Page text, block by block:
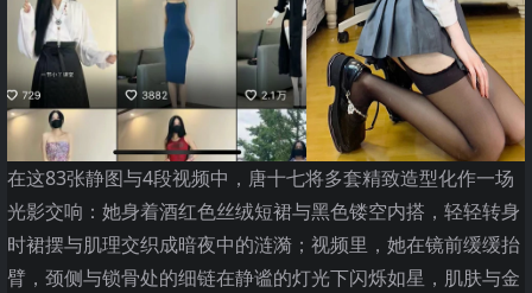
在这83张静图与4段视频中，唐十七将多套精致造型化作一场
光影交响：她身着酒红色丝绒短裙与黑色镂空内搭，轻轻转身
时裙摆与肌理交织成暗夜中的涟漪；视频里，她在镜前缓缓抬
臂，颈侧与锁骨处的细链在静谧的灯光下闪烁如星，肌肤与金